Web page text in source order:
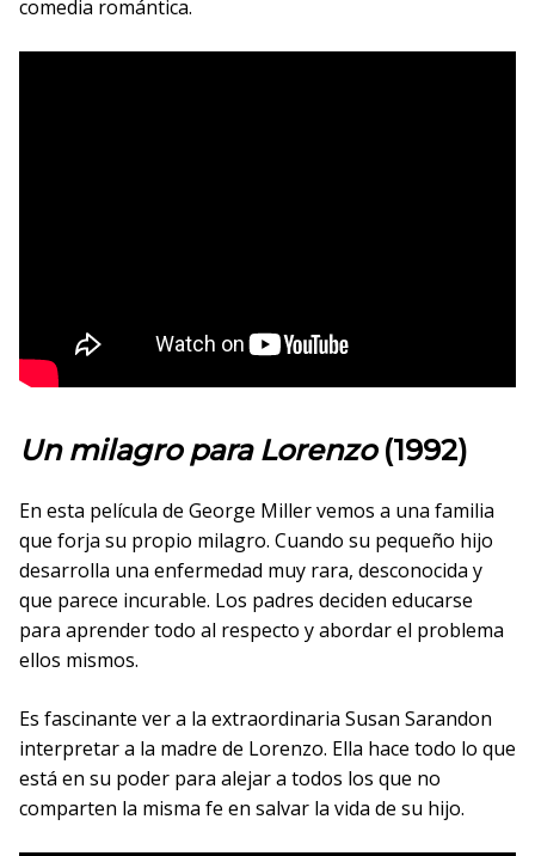
comedia romántica.
Un milagro para Lorenzo(1992)
En esta película de George Miller vemos a una familia
que forja su propio milagro. Cuando su pequeño hijo
desarrolla una enfermedad muy rara, desconocida y
que parece incurable. Los padres deciden educarse
para aprender todo al respecto y abordar el problema
ellos mismos.
Es fascinante ver a la extraordinaria Susan Sarandon
interpretar a la madre de Lorenzo. Ella hace todo lo que
está en su poder para alejar a todos los que no
comparten la misma fe en salvar la vida de su hijo.